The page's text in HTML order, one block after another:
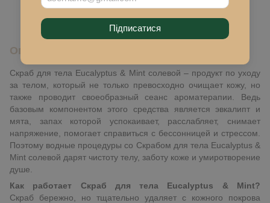
Підписатися
В избранное
Описание
Скраб для тела Eucalyptus & Mint солевой – продукт по уходу
за телом, который не только превосходно очищает кожу, но
также проводит своеобразный сеанс ароматерапии. Ведь
базовым компонентом этого средства является эвкалипт и
мята, запах которой успокаивает, расслабляет, снимает
напряжение, помогает справиться с бессонницей и стрессом.
Поэтому водные процедуры со Скрабом для тела Eucalyptus &
Mint солевой дарят чистоту телу, заботу коже и умиротворение
душе.
Как работает Скраб для тела Eucalyptus & Mint?
Скраб бережно, но тщательно удаляет с кожного покрова